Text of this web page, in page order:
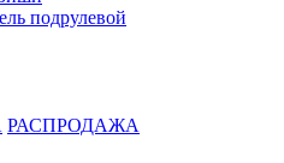
подрулевой
РАСПРОДАЖА